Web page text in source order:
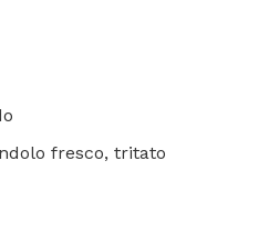
fresco, tritato